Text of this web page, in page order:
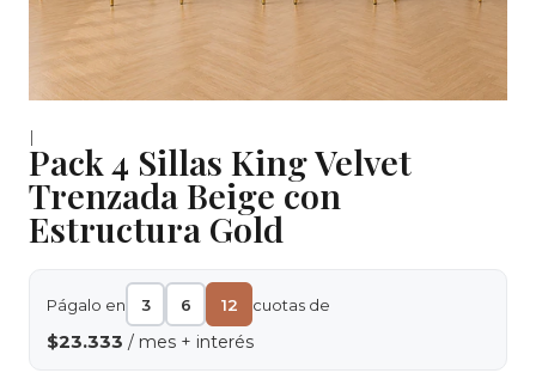
|
Pack 4 Sillas King Velvet
Trenzada Beige con
Estructura Gold
Págalo en 3 6 12 cuotas de
$23.333 / mes + interés